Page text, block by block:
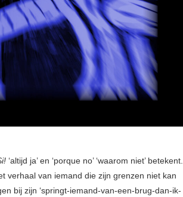
‘altijd ja’ en ‘porque no’ ‘waarom niet’ betekent.
verhaal van iemand die zijn grenzen niet kan
bij zijn ‘springt-iemand-van-een-brug-dan-ik-